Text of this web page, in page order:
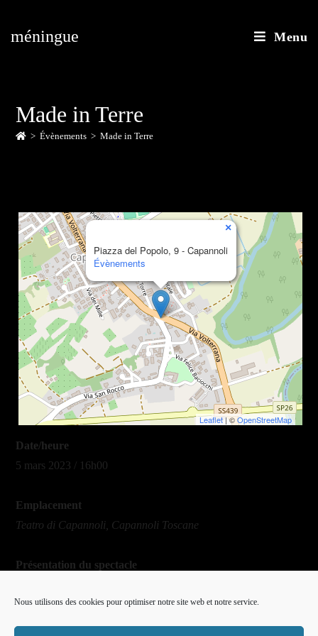
Nous utilisons des cookies pour optimiser notre site web et notre service.
méningue Menu
Made in Terre
> Évènements > Made in Terre
Piazza del Popolo, 9 - Capannoli
Évènements
×
Leaflet| ©OpenStreetMap
Date/heure
5 mars 2023 / 16h00
Emplacement
Teatro di Capannoli, Capannoli Toscane
Présentation du spectacle